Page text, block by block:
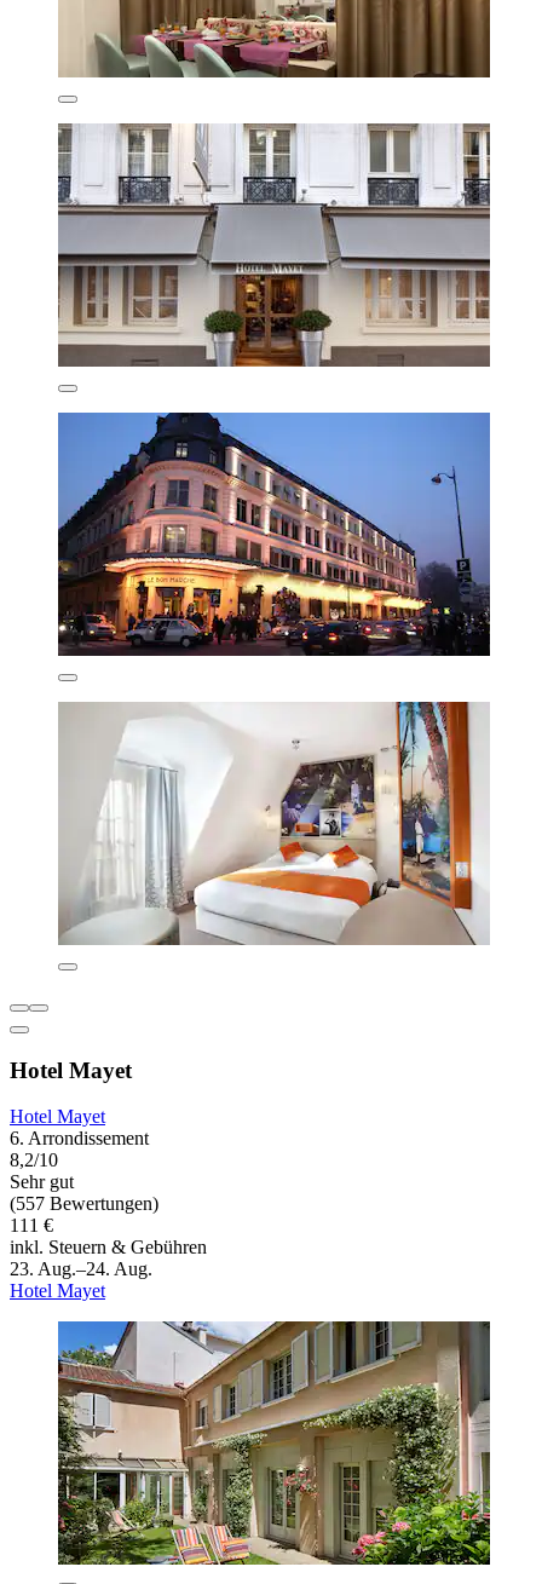
Hotel Mayet
Hotel Mayet
6. Arrondissement
8,2/10
Sehr gut
(557 Bewertungen)
111 €
inkl. Steuern & Gebühren
23. Aug.–24. Aug.
Hotel Mayet